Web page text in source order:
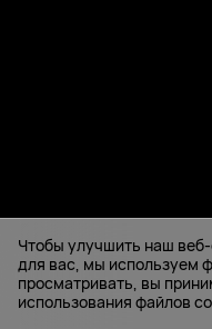
Чтобы улучшить наш
для вас, мы используем
просматривать, вы
использования файлов